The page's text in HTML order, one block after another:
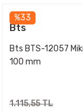
%33
Bts
Bts BTS-12057
100 mm
1.115,55 TL